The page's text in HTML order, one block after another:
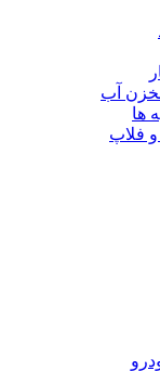
آب
ها
و فلاپ